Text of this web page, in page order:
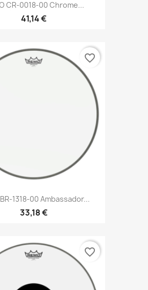
CR-0018-00 Chrome...
41,14 €
1318-00 Ambassador...
33,18 €
favorite_border
favorite_border